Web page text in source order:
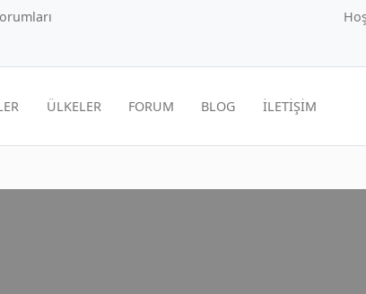
ÜLKELER FORUM BLOG İLETİŞİM